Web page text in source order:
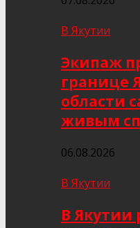
В Якутии
Экипаж
границе
области
живым
06.08.2026
В Якутии
В Якутии